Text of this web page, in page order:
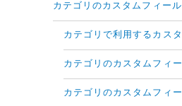
カテゴリのカスタムフィー
カテゴリで利用するカス
カテゴリのカスタムフィ
カテゴリのカスタムフィ